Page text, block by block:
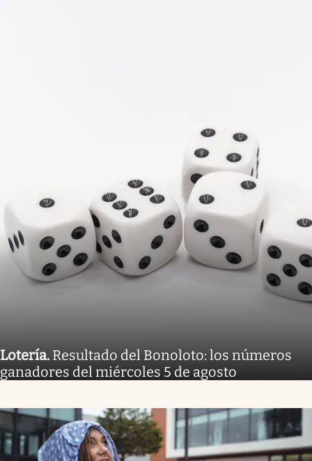
Lotería. Resultado del Bonoloto: los números
ganadores del miércoles 5 de agosto